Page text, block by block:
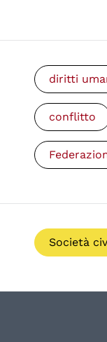
diritti
conflitto
Società